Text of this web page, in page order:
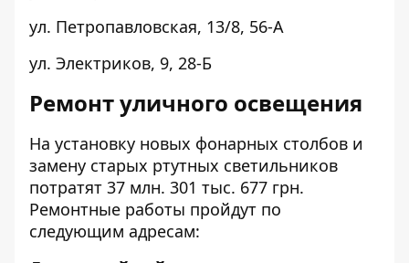
ул. Петропавловская, 13/8, 56-А
ул. Электриков, 9, 28-Б
Ремонт уличного освещения
На установку новых фонарных столбов и
замену старых ртутных светильников
потратят 37 млн. 301 тыс. 677 грн.
Ремонтные работы пройдут по
следующим адресам: